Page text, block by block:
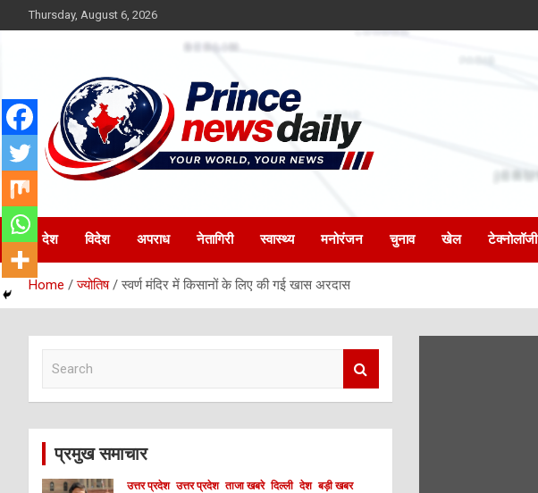
to
Thursday, August 6, 2026
Princenews Daily
देश विदेश अपराध नेतागिरी स्वास्थ्य मनोरंजन चुनाव खेल टेक्नोलॉजी
Home ज्योतिष स्वर्ण मंदिर में किसानों के लिए की गई खास अरदास
c
प्रमुख समाचार
उत्तर प्रदेश उत्तर प्रदेश ताजा खबरे दिल्ली देश बड़ी खबर